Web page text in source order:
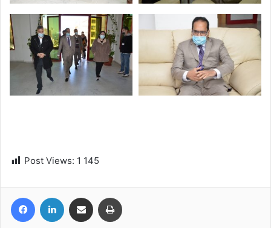
Post Views: 1 145
FacebookLinkedin Partager par email